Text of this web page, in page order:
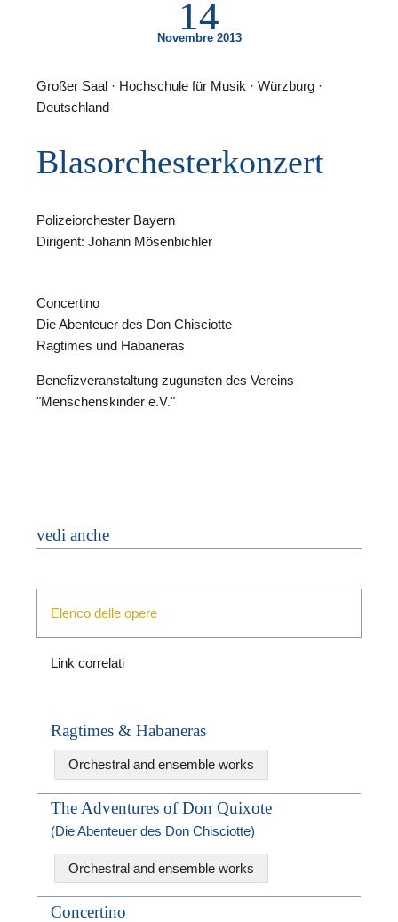
14
Novembre 2013
Großer Saal · Hochschule für Musik · Würzburg ·
Deutschland
Blasorchesterkonzert
Polizeiorchester Bayern
Dirigent: Johann Mösenbichler
Concertino
Die Abenteuer des Don Chisciotte
Ragtimes und Habaneras
Benefizveranstaltung zugunsten des Vereins
"Menschenskinder e.V."
vedi anche
Elenco delle opere
Link correlati
Ragtimes & Habaneras
Orchestral and ensemble works
The Adventures of Don Quixote
(Die Abenteuer des Don Chisciotte)
Orchestral and ensemble works
Concertino